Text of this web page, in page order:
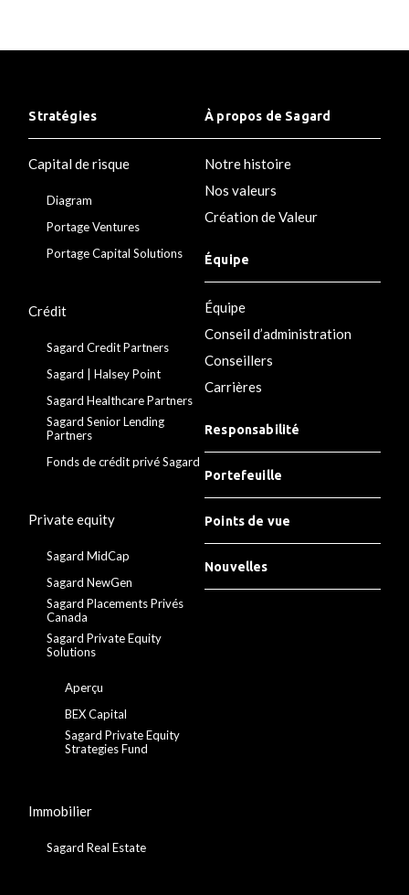
Stratégies
Capital de risque
Diagram
Portage Ventures
Portage Capital Solutions
Crédit
Sagard Credit Partners
Sagard | Halsey Point
Sagard Healthcare Partners
Sagard Senior Lending
Partners
Fonds de crédit privé Sagard
Private equity
Sagard MidCap
Sagard NewGen
Sagard Placements Privés
Canada
Sagard Private Equity
Solutions
Aperçu
BEX Capital
Sagard Private Equity
Strategies Fund
Immobilier
Sagard Real Estate
À propos de Sagard
Notre histoire
Nos valeurs
Création de Valeur
Équipe
Équipe
Conseil d’administration
Conseillers
Carrières
Responsabilité
Portefeuille
Points de vue
Nouvelles